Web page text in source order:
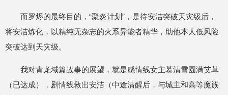
而罗烬的最终目的，“聚炎计划”，是待安洁突破天灾级后，
将安洁炼化，以精纯无杂志的火系异能者精华，助他本人低风险
突破达到天灾级。
我对青龙域篇故事的展望，就是感情线女主慕清雪圆满艾草
（已达成），剧情线救出安洁（中途清醒后，与城主和高等魔族